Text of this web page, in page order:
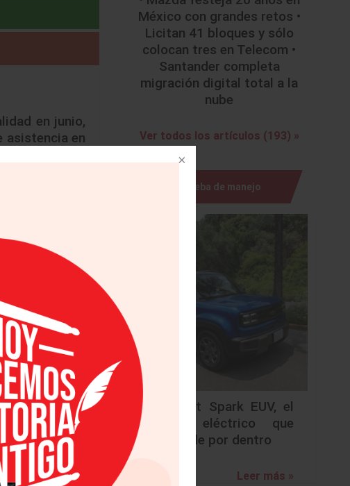
en junio,
asistencia en
mayor
están
sobre el
junio en la
Además,
derivado de
web
un correo
México con grandes retos •
Licitan 41 bloques y sólo
colocan tres en Telecom •
Santander completa
migración digital total a la
nube
Ver todos los artículos (193) »
Prueba de manejo
Chevrolet Spark EUV, el
urbano eléctrico que
sorprende por dentro
Leer más »